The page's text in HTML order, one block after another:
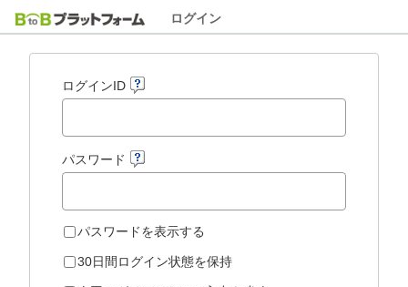
ログイン
ログインID
パスワード
パスワードを表示する
30日間ログイン状態を保持